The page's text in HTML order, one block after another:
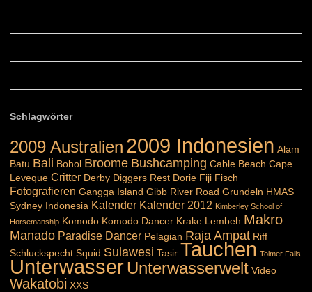
Schlagwörter
2009 Australien 2009 Indonesien Alam
Batu Bali Bohol Broome Bushcamping Cable Beach Cape
Leveque Critter Derby Diggers Rest Dorie Fiji Fisch
Fotografieren Gangga Island Gibb River Road Grundeln HMAS
Sydney Indonesia Kalender Kalender 2012 Kimberley School of
Horsemanship Komodo Komodo Dancer Krake Lembeh Makro
Manado Paradise Dancer Pelagian Raja Ampat Riff
Schluckspecht Squid Sulawesi Tasir Tauchen Tolmer Falls
UnterwasserUnterwasserwelt Video
Wakatobi XXS